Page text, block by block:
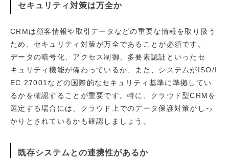
セキュリティ対策は万全か
CRMは顧客情報や取引データなどの重要な情報を取り扱う
ため、セキュリティ対策が万全であることが必須です。
データの暗号化、アクセス制御、多要素認証といったセ
キュリティ機能が備わっているか、また、システムがISO/I
EC 27001などの国際的なセキュリティ基準に準拠してい
るかを確認することが重要です。特に、クラウド型CRMを
選定する場合には、クラウド上でのデータ保護対策がしっ
かりとされているかも確認しましょう。
既存システムとの連携性があるか